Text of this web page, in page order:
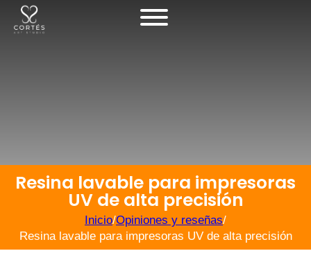
Resina lavable para impresoras
UV de alta precisión
Inicio/Opiniones y reseñas/
Resina lavable para impresoras UV de alta precisión